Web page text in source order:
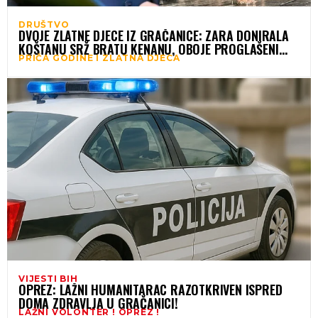
DRUŠTVO
DVOJE ZLATNE DJECE IZ GRAČANICE: ZARA DONIRALA
KOŠTANU SRŽ BRATU KENANU, OBOJE PROGLAŠENI
UČENICIMA GENERACIJE
PRIČA GODINE I ZLATNA DJECA
VIJESTI BIH
OPREZ: LAŽNI HUMANITARAC RAZOTKRIVEN ISPRED
DOMA ZDRAVLJA U GRAČANICI!
LAŽNI VOLONTER ! OPREZ !